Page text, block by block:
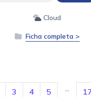
Cloud
Ficha completa >
3 4 5